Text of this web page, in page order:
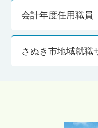
会計年度任用職員
さぬき市地域就職